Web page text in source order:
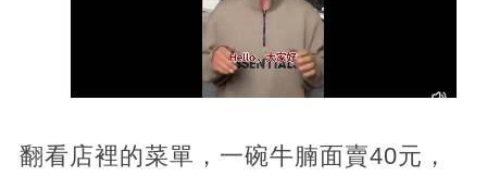
翻看店裡的菜單，一碗牛腩面賣40元，